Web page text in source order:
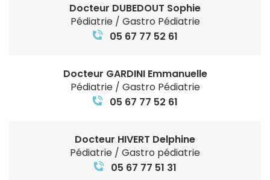
Docteur DUBEDOUT Sophie
Pédiatrie / Gastro Pédiatrie
05 67 77 52 61
Docteur GARDINI Emmanuelle
Pédiatrie / Gastro Pédiatrie
05 67 77 52 61
Docteur HIVERT Delphine
Pédiatrie / Gastro pédiatrie
05 67 77 51 31